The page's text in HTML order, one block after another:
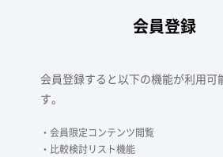
会員登録
会員登録すると以下の機能が利用可
す。
・会員限定コンテンツ閲覧
・比較検討リスト機能